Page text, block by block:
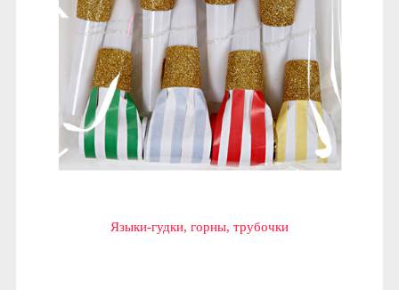
Языки-гудки, горны, трубочки